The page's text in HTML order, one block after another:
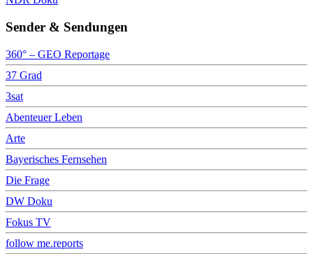
Sender & Sendungen
360° – GEO Reportage
37 Grad
3sat
Abenteuer Leben
Arte
Bayerisches Fernsehen
Die Frage
DW Doku
Fokus TV
follow me.reports